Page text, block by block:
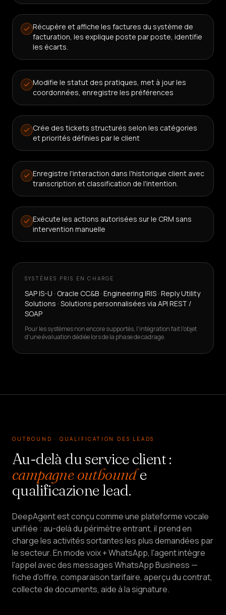
Récupère et affiche les factures du système de
facturation, les explique poste par poste, identifie
les écarts.
Modifie le statut des pratiques, met à jour les
coordonnées, enregistre les préférences
Crée des tickets structurés selon les catégories
et priorités définies par le client
Enregistre l'interaction dans l'historique client avec
transcription et classification de l'intention.
Exécute les actions autorisées sur le CRM sans
intervention manuelle
SYSTÈMES PRIS EN CHARGE
SAP IS-U · Oracle CC&B · Engineering IRIS · Reply Utility
Solutions · Solutions personnalisées via API REST /
SOAP
Pour les systèmes non encore supportés, l'intégration fait l'objet
d'une évaluation dédiée lors de la phase de cadrage.
OUTBOUND · QUALIFICATION DES LEADS
Au-delà du service client :
campagne outbounde
qualificazione lead.
DeepAgent est conçu comme une plateforme vocale
unifiée : au-delà du périmètre entrant, il prend en
charge les activités sortantes les plus demandées par
le secteur. En mode voix + WhatsApp, l'agent intègre
l'appel avec des messages WhatsApp Business —
fiche d'offre, comparaison tarifaire, aperçu du contrat,
collecte de documents, aide à la signature.